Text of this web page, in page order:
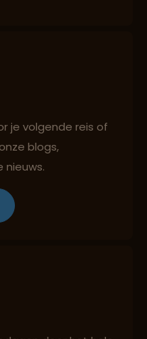
reisadvies
je volgende reis of
blogs,
nieuws.